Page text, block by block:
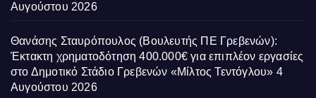
Αυγούστου 2026
Θανάσης Σταυρόπουλος (Βουλευτής ΠΕ Γρεβενών):
Έκτακτη χρηματοδότηση 400.000€ για επιπλέον εργασίες
στο Δημοτικό Στάδιο Γρεβενών «Μίλτος Τεντόγλου» 4
Αυγούστου 2026